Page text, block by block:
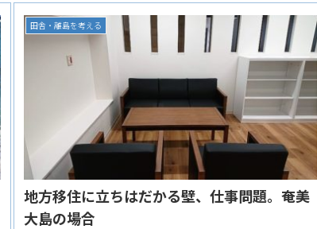
田舎・離島を考える
地方移住に立ちはだかる壁、仕事問題。奄美
大島の場合